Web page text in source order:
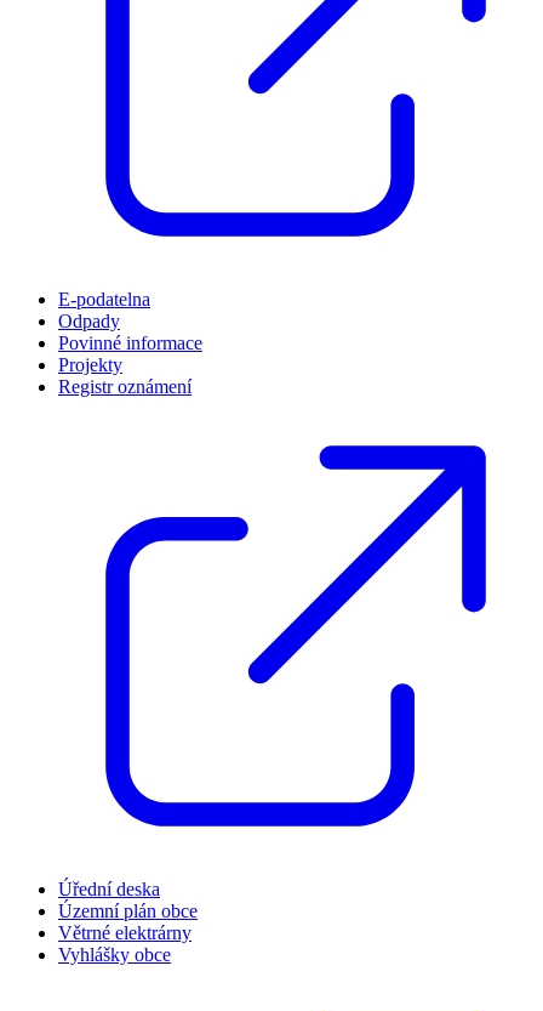
E-podatelna
Odpady
Povinné informace
Projekty
Registr oznámení
Úřední deska
Územní plán obce
Větrné elektrárny
Vyhlášky obce